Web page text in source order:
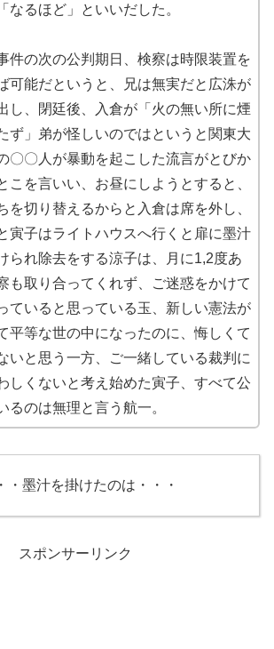
なるほど」といいだした。
件の次の公判期日、検察は時限装置を
可能だというと、兄は無実だと広洙が
し、閉廷後、入倉が「火の無い所に煙
ず」弟が怪しいのではというと関東大
〇〇人が暴動を起こした流言がとびか
こを言いい、お昼にしようとすると、
を切り替えるからと入倉は席を外し、
寅子はライトハウスへ行くと扉に墨汁
られ除去をする涼子は、月に1,2度あ
も取り合ってくれず、ご迷惑をかけて
ていると思っている玉、新しい憲法が
平等な世の中になったのに、悔しくて
いと思う一方、ご一緒している裁判に
しくないと考え始めた寅子、すべて公
るのは無理と言う航一。
・墨汁を掛けたのは・・・
スポンサーリンク